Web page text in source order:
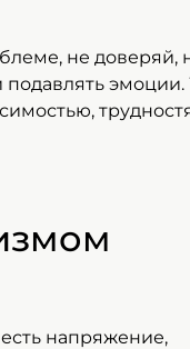
не доверяй,
подавлять
напряжение,